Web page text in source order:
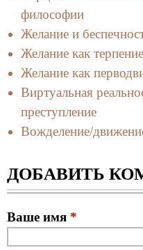
философии
Желание и
Желание как терпение
Желание как
Виртуальная
преступление
Вожделение/
ДОБАВИТЬ
Ваше имя *